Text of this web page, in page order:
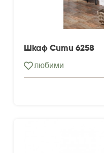
Шкаф Сити 6258
любими